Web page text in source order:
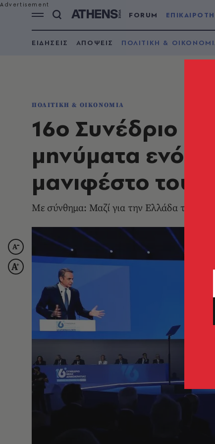
FORUM
ΕΙΔΗΣΕΙΣ ΑΠΟΨΕΙΣ ΠΟΛΙΤΙΚΗ &
ΠΟΛΙΤΙΚΗ & ΟΙΚΟΝΟΜΙΑ
16ο Συνέδριο
μηνύματα
μανιφέστο του
Με σύνθημα: Μαζί για την Ελλάδα του 2030